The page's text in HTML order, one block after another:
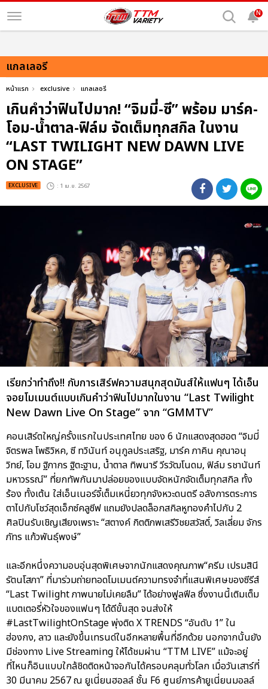
N
แกลเลอรี
หน้าแรก exclusive แกลเลอรี
เกินคำว่าฟินไปมาก! “จิมมี่-ซี” พร้อม มาร์ค-
โอม-น้ำตาล-ฟิล์ม จัดเต็มทุกสกิล ในงาน
“LAST TWILIGHT NEW DAWN LIVE
ON STAGE”
EXCLUSIVE : 1 เม.ย. 2567
เรียกว่าทำถึง!! กับการเสิร์ฟความสนุกสุดมันส์ให้แฟนๆ ได้เอ็น
จอยโมเมนต์แบบเกินคำว่าฟินไปมากในงาน “Last Twilight
New Dawn Live On Stage” จาก “GMMTV”
คอนเสิร์ตใหญ่ครั้งแรกในประเทศไทย ของ 6 นักแสดงสุดฮอต “จิมมี่
จิตรพล โพธิวิหค, ซี ทวินันท์ อนุกูลประเสริฐ, มาร์ค ภาคิน คุณาอนุ
วิทย์, โอม ฐิภากร ฐิตะฐาน, น้ำตาล ทิพนารี วีรวัฒโนดม, ฟิล์ม รชานันท์
มหาวรรณ์” ที่ยกทัพกันมาปล่อยของแบบจัดหนักจัดเต็มทุกสกิล ทั้ง
ร้อง ทั้งเต้น ใส่เอ็นเนอร์จี้เต็มเหนี่ยวทุกจังหวะดนตรี อลังการตระการ
ตาไปกับโชว์สุดเอ็กซ์คลูซีฟ แถมยังปลดล็อกสกิลหูทองคำไปกับ 2
ศิลปินรับเชิญเสียงเพราะ “สตางค์ กิตติภพเสรีวิชยสวัสดิ์, วิลเลี่ยม จักร
ภัทร แก้วพันธุ์พงษ์”
และอีกหนึ่งความอบอุ่นสุดพิเศษจากนักแสดงคุณภาพ“ครีม เปรมสินี
รัตนโสภา” ที่มาร่วมถ่ายทอดโมเมนต์ความทรงจำที่แสนพิเศษของซีรีส์
“Last Twilight ภาพนายไม่เคยลืม” ได้อย่างฟูลฟีล ซึ่งงานนี้เติมเต็ม
แบตเตอรี่หัวใจของแฟนๆ ได้ดีขั้นสุด จนส่งให้
#LastTwilightOnStage พุ่งติด X TRENDS “อันดับ 1” ใน
ฮ่องกง, ลาว และยังขึ้นเทรนด์ในอีกหลายพื้นที่อีกด้วย นอกจากนั้นยัง
มีช่องทาง Live Streaming ให้ได้ชมผ่าน “TTM LIVE” แม้จะอยู่
ที่ไหนก็อินแบบใกล้ชิดติดหน้าจอกันได้ครอบคลุมทั่วโลก เมื่อวันเสาร์ที่
30 มีนาคม 2567 ณ ยูเนี่ยนฮอลล์ ชั้น F6 ศูนย์การค้ายูเนี่ยนมอลล์